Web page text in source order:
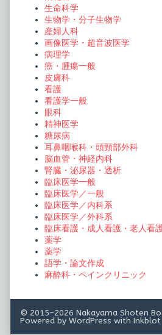
生命科学
生物学・分子生物学
産婦人科
画像医学・超音波医学
病理学
癌・腫瘍一般
皮膚科
看護
看護学一般
眼科
精神医学
糖尿病
耳鼻咽喉科・頭頸部外科
脳血管・神経内科
腎臓・泌尿器・透析
臨床医学一般
臨床医学／一般
臨床医学／内科系
臨床医学／外科系
臨床看護・成人看護・老人看
薬学
薬学
語学・論文作成
麻酔科・ペインクリニック
© 2015–2026 Nakayama Shoten
Powered by WordPress with Inkblot